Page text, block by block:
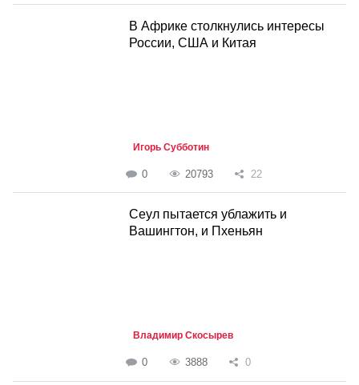
В Африке столкнулись интересы
России, США и Китая
Игорь Субботин
0 20793 22
Cеул пытается ублажить и
Вашингтон, и Пхеньян
Владимир Скосырев
0 3888 0